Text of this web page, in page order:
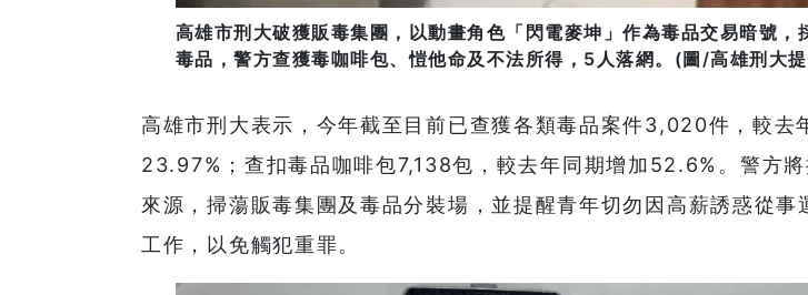
高雄市刑大破獲販毒集團，以動畫角色「閃電麥坤」作為毒品交易暗號，
毒品，警方查獲毒咖啡包、愷他命及不法所得，5人落網。(圖/高雄刑大
高雄市刑大表示，今年截至目前已查獲各類毒品案件3,020件，較去
23.97%；查扣毒品咖啡包7,138包，較去年同期增加52.6%。警方
來源，掃蕩販毒集團及毒品分裝場，並提醒青年切勿因高薪誘惑從事
工作，以免觸犯重罪。